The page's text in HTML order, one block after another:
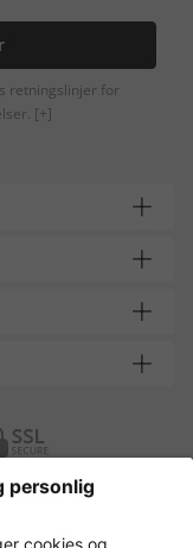
retningslinjer for
[+]